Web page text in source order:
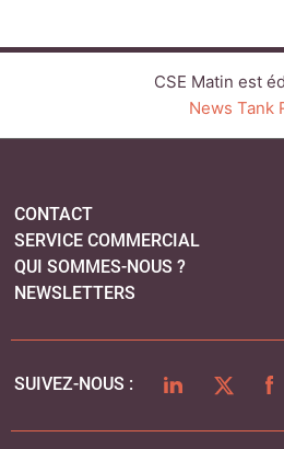
LINKEDIN
MENTIONS LÉGALES
POLITIQUE DE CONFIDENTIALITÉ
COOKIES